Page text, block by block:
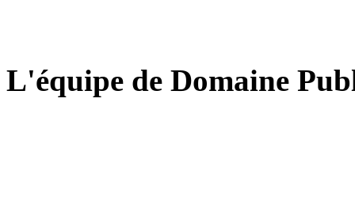
L'équipe de Domaine